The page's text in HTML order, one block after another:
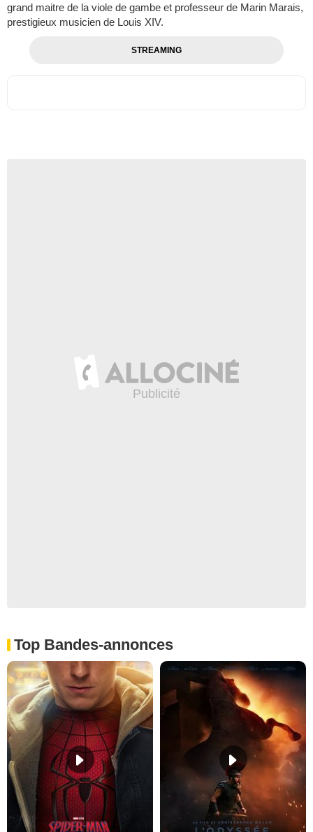
grand maitre de la viole de gambe et professeur de Marin Marais,
prestigieux musicien de Louis XIV.
STREAMING
Top Bandes-annonces